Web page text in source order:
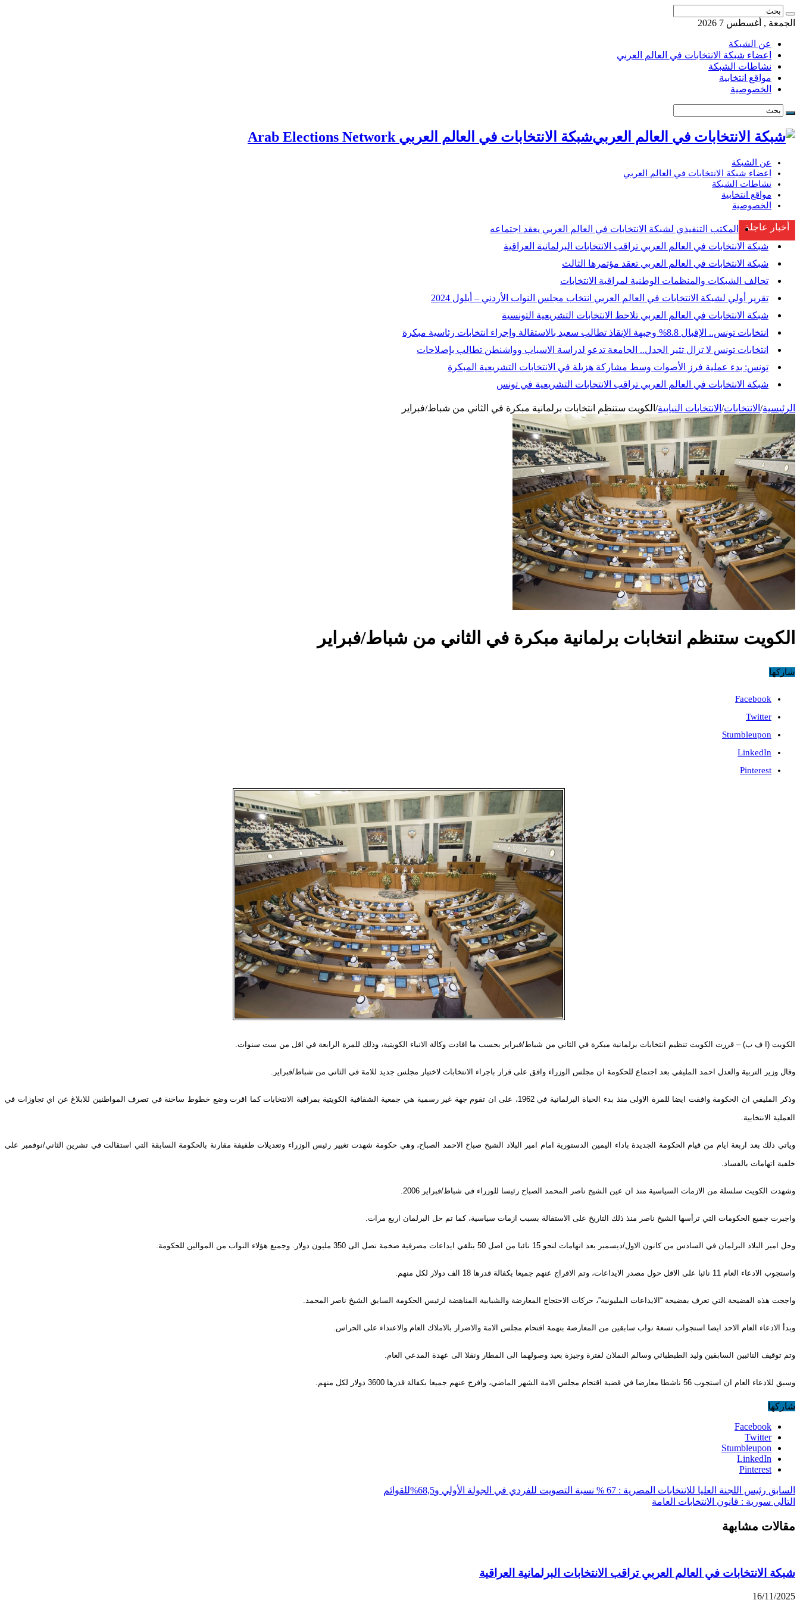
الجمعة , أغسطس 7 2026
عن الشبكة
اعضاء شبكة الانتخابات في العالم العربي
نشاطات الشبكة
مواقع انتخابية
الخصوصية
شبكة الانتخابات في العالم العربي Arab Elections Network
عن الشبكة
اعضاء شبكة الانتخابات في العالم العربي
نشاطات الشبكة
مواقع انتخابية
الخصوصية
أخبار عاجلة
المكتب التنفيذي لشبكة الانتخابات في العالم العربي يعقد اجتماعه
شبكة الانتخابات في العالم العربي تراقب الانتخابات البرلمانية العراقية
شبكة الانتخابات في العالم العربي تعقد مؤتمرها الثالث
تحالف الشبكات والمنظمات الوطنية لمراقبة الانتخابات
تقرير أولي لشبكة الانتخابات في العالم العربي انتخاب مجلس النواب الأردني – أيلول 2024
شبكة الانتخابات في العالم العربي تلاحظ الانتخابات التشريعية التونسية
انتخابات تونس.. الإقبال 8.8% وجبهة الإنقاذ تطالب سعيد بالاستقالة وإجراء انتخابات رئاسية مبكرة
انتخابات تونس لا تزال تثير الجدل.. الجامعة تدعو لدراسة الاسباب وواشنطن تطالب بإصلاحات
تونس: بدء عملية فرز الأصوات وسط مشاركة هزيلة في الانتخابات التشريعية المبكرة
شبكة الانتخابات في العالم العربي تراقب الانتخابات التشريعية في تونس
الرئيسية/ الانتخابات/ الانتخابات النيابية/ الكويت ستنظم انتخابات برلمانية مبكرة في الثاني من شباط/فبراير
الكويت ستنظم انتخابات برلمانية مبكرة في الثاني من شباط/فبراير
شاركها
Facebook
Twitter
Stumbleupon
LinkedIn
Pinterest
الكويت (ا ف ب) – قررت الكويت تنظيم انتخابات برلمانية مبكرة في الثاني من شباط/فبراير بحسب ما افادت وكالة الانباء الكويتية، وذلك للمرة الرابعة في اقل من ست سنوات.
وقال وزير التربية والعدل احمد المليفي بعد اجتماع للحكومة ان مجلس الوزراء وافق على قرار باجراء الانتخابات لاختيار مجلس جديد للامة في الثاني من شباط/فبراير.
وذكر المليفي ان الحكومة وافقت ايضا للمرة الاولى منذ بدء الحياة البرلمانية في 1962، على ان تقوم جهة غير رسمية هي جمعية الشفافية الكويتية بمراقبة الانتخابات كما اقرت وضع خطوط ساخنة في تصرف المواطنين للابلاغ عن اي تجاوزات في
العملية الانتخابية.
وياتي ذلك بعد اربعة ايام من قيام الحكومة الجديدة باداء اليمين الدستورية امام امير البلاد الشيخ صباخ الاحمد الصباح، وهي حكومة شهدت تغيير رئيس الوزراء وتعديلات طفيفة مقارنة بالحكومة السابقة التي استقالت في تشرين الثاني/نوفمبر على
خلفية اتهامات بالفساد.
وشهدت الكويت سلسلة من الازمات السياسية منذ ان عين الشيخ ناصر المحمد الصباح رئيسا للوزراء في شباط/فبراير 2006.
واجبرت جميع الحكومات التي ترأسها الشيخ ناصر منذ ذلك التاريخ على الاستقالة بسبب ازمات سياسية، كما تم حل البرلمان اربع مرات.
وحل امير البلاد البرلمان في السادس من كانون الاول/ديسمبر بعد اتهامات لنحو 15 نائبا من اصل 50 بتلقي ايداعات مصرفية ضخمة تصل الى 350 مليون دولار. وجميع هؤلاء النواب من الموالين للحكومة.
واستجوب الادعاء العام 11 نائبا على الاقل حول مصدر الايداعات، وتم الافراج عنهم جميعا بكفالة قدرها 18 الف دولار لكل منهم.
واججت هذه الفضيحة التي تعرف بفضيحة “الايداعات المليونية”، حركات الاحتجاج المعارضة والشبابية المناهضة لرئيس الحكومة السابق الشيخ ناصر المحمد.
وبدأ الادعاء العام الاحد ايضا استجواب تسعة نواب سابقين من المعارضة بتهمة اقتحام مجلس الامة والاضرار بالاملاك العام والاعتداء على الحراس.
وتم توقيف النائبين السابقين وليد الطبطبائي وسالم النملان لفترة وجيزة بعيد وصولهما الى المطار ونقلا الى عهدة المدعي العام.
وسبق للادعاء العام ان استجوب 56 ناشطا معارضا في قضية اقتحام مجلس الامة الشهر الماضي، وافرج عنهم جميعا بكفالة قدرها 3600 دولار لكل منهم.
شاركها
Facebook
Twitter
Stumbleupon
LinkedIn
Pinterest
السابق رئيس اللجنة العليا للانتخابات المصرية : ‏67 %‏ نسبة التصويت للفردي في الجولة الأولي و‏%68,5للقوائم
التالي سورية : قانون الانتخابات العامة
مقالات مشابهة
شبكة الانتخابات في العالم العربي تراقب الانتخابات البرلمانية العراقية
16/11/2025